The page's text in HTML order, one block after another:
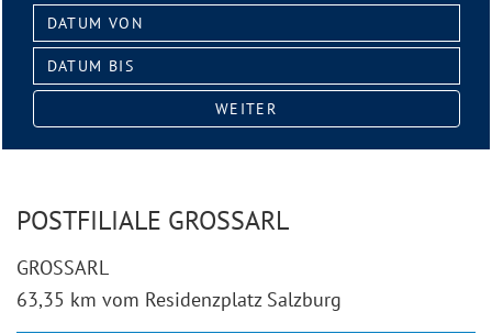
Datum
von:
Datum
bis:
WEITER
POSTFILIALE GROSSARL
GROSSARL
63,35 km vom Residenzplatz Salzburg